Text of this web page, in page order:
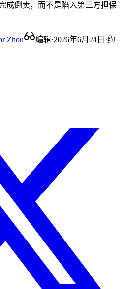
成倒卖，而不是陷入第三方担保
Zhou 编辑·2026年6月24日 ·约